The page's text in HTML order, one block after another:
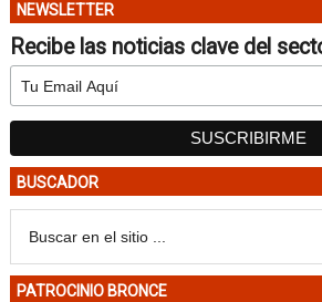
NEWSLETTER
Recibe las noticias clave del
BUSCADOR
PATROCINIO BRONCE